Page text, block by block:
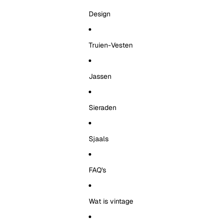
Design
Truien-Vesten
Jassen
Sieraden
Sjaals
FAQ's
Wat is vintage